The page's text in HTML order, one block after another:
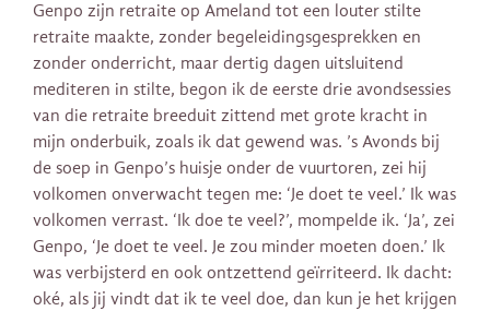
Genpo zijn retraite op Ameland tot een louter stilte
retraite maakte, zonder begeleidingsgesprekken en
zonder onderricht, maar dertig dagen uitsluitend
mediteren in stilte, begon ik de eerste drie avondsessies
van die retraite breeduit zittend met grote kracht in
mijn onderbuik, zoals ik dat gewend was. ’s Avonds bij
de soep in Genpo’s huisje onder de vuurtoren, zei hij
volkomen onverwacht tegen me: ‘Je doet te veel.’ Ik was
volkomen verrast. ‘Ik doe te veel?’, mompelde ik. ‘Ja’, zei
Genpo, ‘Je doet te veel. Je zou minder moeten doen.’ Ik
was verbijsterd en ook ontzettend geïrriteerd. Ik dacht:
oké, als jij vindt dat ik te veel doe, dan kun je het krijgen